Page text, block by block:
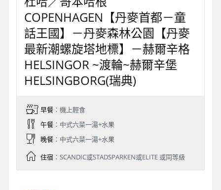
COPENHAGEN【丹麥首都－童
話王國】－丹麥森林公園【丹麥
最新潮螺旋塔地標】－赫爾辛格
HELSINGOR ~渡輪~赫爾辛堡
HELSINGBORG(瑞典)
早餐：機上輕食
午餐：中式六菜一湯+水果
晚餐：中式六菜一湯+水果
住宿：SCANDIC或STADSPARKEN或ELITE 或同等級